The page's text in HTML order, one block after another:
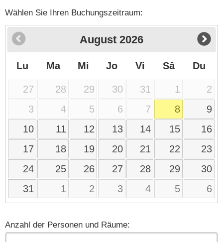
Wählen Sie Ihren Buchungszeitraum:
August 2026
Lu Ma Mi Jo Vi Sâ Du
27 28 29 30 31 1
2
3
4 5 6 7 8
9
10
11 12 13 14 15
16
17
18 19 20 21 22
23
24
25 26 27 28 29
30
31
1 2 3 4 5 6
Anzahl der Personen und Räume: